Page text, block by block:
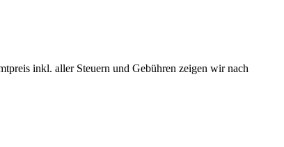
inkl. aller Steuern und Gebühren zeigen wir nach